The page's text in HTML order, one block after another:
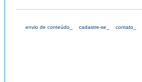
envio de conteúdo_ cadastre-se_ contato_